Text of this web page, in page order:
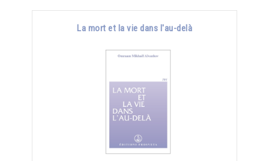
La mort et la vie dans l'au-delà